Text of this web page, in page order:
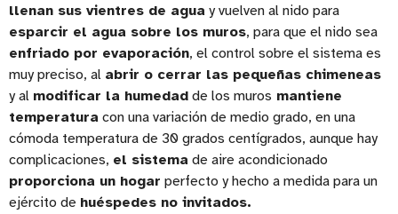
llenan sus vientres de agua y vuelven al nido para
esparcir el agua sobre los muros, para que el nido sea
enfriado por evaporación, el control sobre el sistema es
muy preciso, al abrir o cerrar las pequeñas chimeneas
y al modificar la humedad de los muros mantiene
temperatura con una variación de medio grado, en una
cómoda temperatura de 30 grados centígrados, aunque hay
complicaciones, el sistema de aire acondicionado
proporciona un hogar perfecto y hecho a medida para un
ejército de huéspedes no invitados.